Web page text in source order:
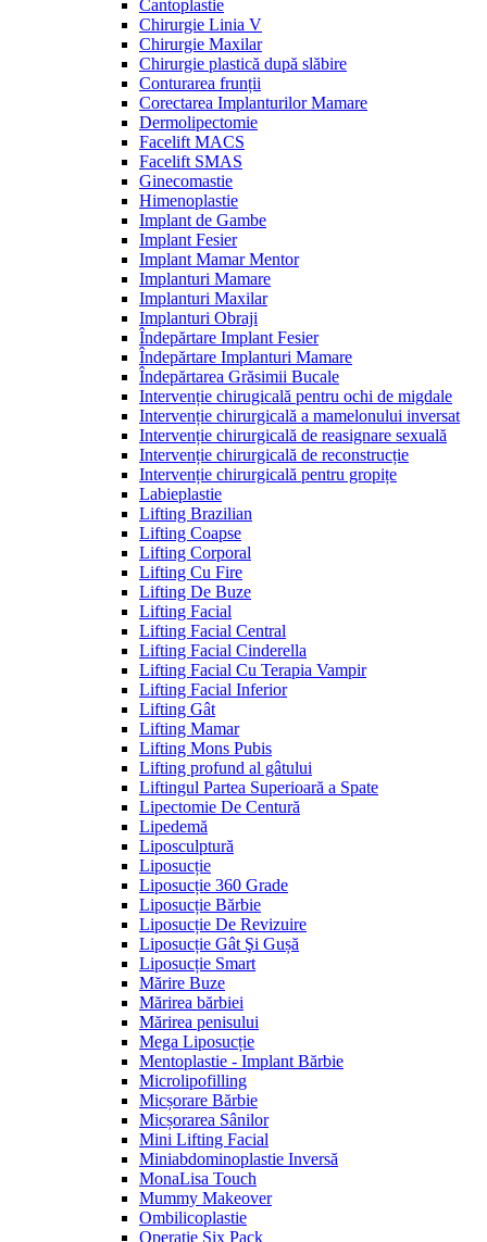
Cantoplastie
Chirurgie Linia V
Chirurgie Maxilar
Chirurgie plastică după slăbire
Conturarea frunții
Corectarea Implanturilor Mamare
Dermolipectomie
Facelift MACS
Facelift SMAS
Ginecomastie
Himenoplastie
Implant de Gambe
Implant Fesier
Implant Mamar Mentor
Implanturi Mamare
Implanturi Maxilar
Implanturi Obraji
Îndepărtare Implant Fesier
Îndepărtare Implanturi Mamare
Îndepărtarea Grăsimii Bucale
Intervenție chirugicală pentru ochi de migdale
Intervenție chirurgicală a mamelonului inversat
Intervenție chirurgicală de reasignare sexuală
Intervenție chirurgicală de reconstrucție
Intervenție chirurgicală pentru gropițe
Labieplastie
Lifting Brazilian
Lifting Coapse
Lifting Corporal
Lifting Cu Fire
Lifting De Buze
Lifting Facial
Lifting Facial Central
Lifting Facial Cinderella
Lifting Facial Cu Terapia Vampir
Lifting Facial Inferior
Lifting Gât
Lifting Mamar
Lifting Mons Pubis
Lifting profund al gâtului
Liftingul Partea Superioară a Spate
Lipectomie De Centură
Lipedemă
Liposculptură
Liposucție
Liposucție 360 Grade
Liposucție Bărbie
Liposucție De Revizuire
Liposucție Gât Şi Gușă
Liposucție Smart
Mărire Buze
Mărirea bărbiei
Mărirea penisului
Mega Liposucție
Mentoplastie - Implant Bărbie
Microlipofilling
Micșorare Bărbie
Micșorarea Sânilor
Mini Lifting Facial
Miniabdominoplastie Inversă
MonaLisa Touch
Mummy Makeover
Ombilicoplastie
Operație Six Pack